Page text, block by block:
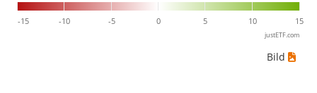
-15 -10 -5 0 5 10 15
justETF.com
Bild